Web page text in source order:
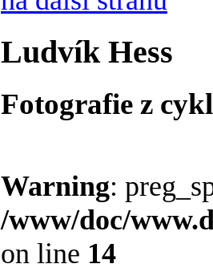
Ludvík Hess
Fotografie z
Warning:
/www/doc/
on line 14